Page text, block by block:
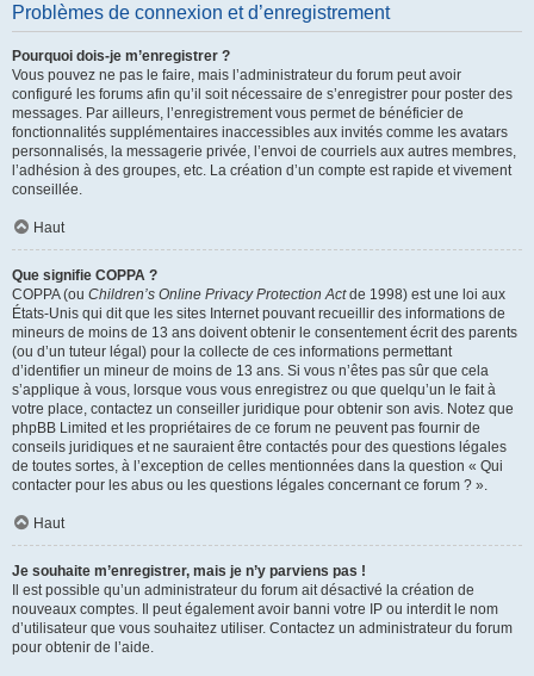
Problèmes de connexion et d’enregistrement
Pourquoi dois-je m’enregistrer ?
Vous pouvez ne pas le faire, mais l’administrateur du forum peut avoir
configuré les forums afin qu’il soit nécessaire de s’enregistrer pour poster des
messages. Par ailleurs, l’enregistrement vous permet de bénéficier de
fonctionnalités supplémentaires inaccessibles aux invités comme les avatars
personnalisés, la messagerie privée, l’envoi de courriels aux autres membres,
l’adhésion à des groupes, etc. La création d’un compte est rapide et vivement
conseillée.
Haut
Que signifie COPPA ?
COPPA (ou Children’s Online Privacy Protection Actde 1998) est une loi aux
États-Unis qui dit que les sites Internet pouvant recueillir des informations de
mineurs de moins de 13 ans doivent obtenir le consentement écrit des parents
(ou d’un tuteur légal) pour la collecte de ces informations permettant
d’identifier un mineur de moins de 13 ans. Si vous n’êtes pas sûr que cela
s’applique à vous, lorsque vous vous enregistrez ou que quelqu’un le fait à
votre place, contactez un conseiller juridique pour obtenir son avis. Notez que
phpBB Limited et les propriétaires de ce forum ne peuvent pas fournir de
conseils juridiques et ne sauraient être contactés pour des questions légales
de toutes sortes, à l’exception de celles mentionnées dans la question « Qui
contacter pour les abus ou les questions légales concernant ce forum ? ».
Haut
Je souhaite m’enregistrer, mais je n’y parviens pas !
Il est possible qu’un administrateur du forum ait désactivé la création de
nouveaux comptes. Il peut également avoir banni votre IP ou interdit le nom
d’utilisateur que vous souhaitez utiliser. Contactez un administrateur du forum
pour obtenir de l’aide.